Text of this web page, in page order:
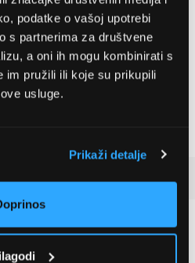
podatke o vašoj upotrebi
s partnerima za društvene
a oni ih mogu kombinirati s
im pružili ili koje su prikupili
usluge.
Prikaži detalje
LG GBBSJ10EPY
Hladnjak s donjim
zamrzivačem
5